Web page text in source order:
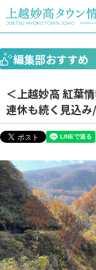
編集部おすすめ
＜上越妙高 紅葉
連休も続く見込